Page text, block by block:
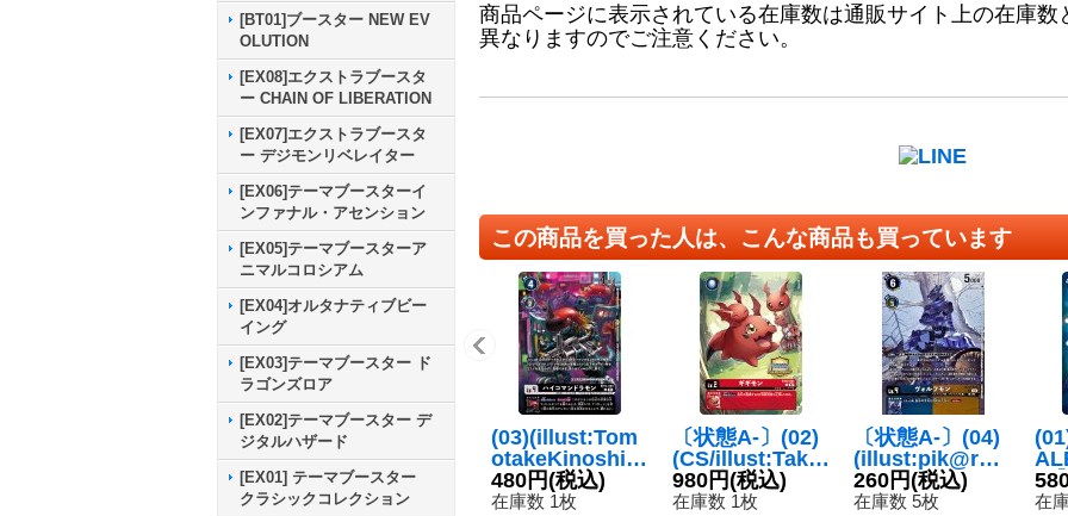
[BT01]ブースター NEW EV
OLUTION
[EX08]エクストラブースタ
ー CHAIN OF LIBERATION
[EX07]エクストラブースタ
ー デジモンリベレイター
[EX06]テーマブースターイ
ンファナル・アセンション
[EX05]テーマブースターア
ニマルコロシアム
[EX04]オルタナティブビー
イング
[EX03]テーマブースター ド
ラゴンズロア
[EX02]テーマブースター デ
ジタルハザード
[EX01] テーマブースター
クラシックコレクション
商品ページに表示されている在庫数は通販サイト上の在庫
異なりますのでご注意ください。
この商品を買った人は、こんな商品も買っています
(03)(illust:Tom
otakeKinoshit
a)ハイコマンド
ラモン【U】{B
480円(税込)
在庫数 1枚
〔状態A-〕(02)
(CS/illust:Taka
se)ギギモン
【U】{BT12-00
980円(税込)
在庫数 1枚
〔状態A-〕(04)
(illust:pik@ru)
ヴォルフモン
【C】{BT17-02
260円(税込)
在庫数 5枚
-P
《
在